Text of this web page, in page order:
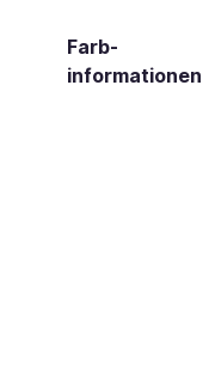
Farb-
informationen